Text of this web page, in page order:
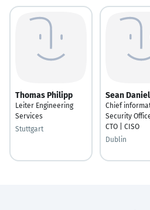
Thomas Philipp
Leiter Engineering
Services
Stuttgart
Sean Daniel
Chief
Security
CTO | CISO
Dublin